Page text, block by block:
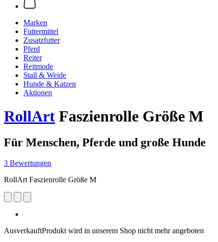
Marken
Futtermittel
Zusatzfutter
Pferd
Reiter
Reitmode
Stall & Weide
Hunde & Katzen
Aktionen
RollArt Faszienrolle Größe M
Für Menschen, Pferde und große Hunde
3 Bewertungen
RollArt Faszienrolle Größe M
AusverkauftProdukt wird in unserem Shop nicht mehr angeboten